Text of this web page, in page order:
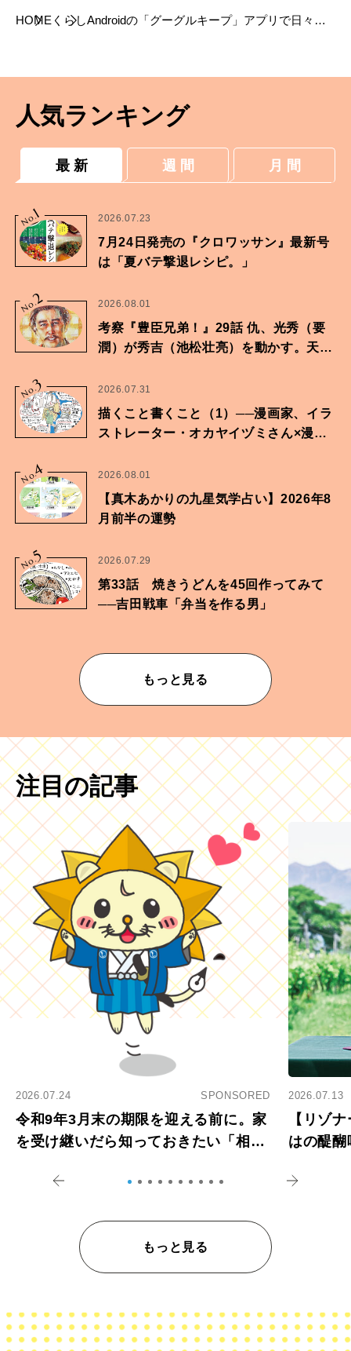
HOME くらしAndroidの「グーグルキープ」アプリで日々の
人気ランキング
最 新 週 間 月 間
No.
1 2026.07.23
7月24日発売の『クロワッサン』最新号
は「夏バテ撃退レシピ。」
No.2 2026.08.01
考察『豊臣兄弟！』29話 仇、光秀（要
潤）が秀吉（池松壮亮）を動かす。天下
No.
3 2026.07.31
描くこと書くこと（1）──漫画家、イラ
ストレーター・オカヤイヅミさん×漫画
No.
4 2026.08.01
【真木あかりの九星気学占い】2026年8
月前半の運勢
No.
5 2026.07.29
第33話 焼きうどんを45回作ってみて
──吉田戦車「弁当を作る男」
もっと見る
注目の記事
2026.07.24 SPONSORED
令和9年3月末の期限を迎える前に。家
を受け継いだら知っておきたい「相続
2026.07.13
【リゾ
はの醍
もっと見る